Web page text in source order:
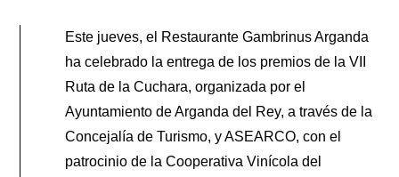
Este jueves, el Restaurante Gambrinus Arganda
ha celebrado la entrega de los premios de la VII
Ruta de la Cuchara, organizada por el
Ayuntamiento de Arganda del Rey, a través de la
Concejalía de Turismo, y ASEARCO, con el
patrocinio de la Cooperativa Vinícola del